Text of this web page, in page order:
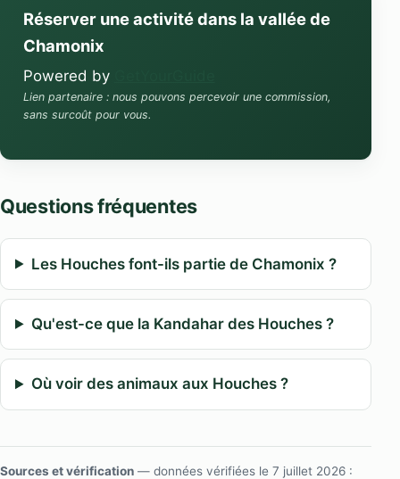
Réserver une activité dans la vallée de
Chamonix
Powered by
Lien partenaire : nous pouvons percevoir une commission,
sans surcoût pour vous.
Questions fréquentes
Les Houches font-ils partie de Chamonix ?
Qu'est-ce que la Kandahar des Houches ?
Où voir des animaux aux Houches ?
Sources et vérification — données vérifiées le 7 juillet 2026 :